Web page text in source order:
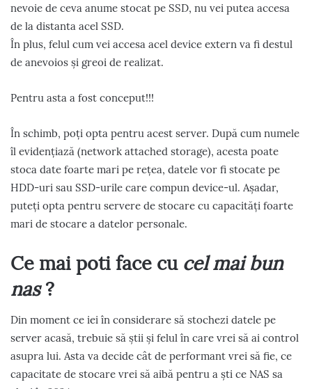
nevoie de ceva anume stocat pe SSD, nu vei putea accesa
de la distanta acel SSD.
În plus, felul cum vei accesa acel device extern va fi destul
de anevoios și greoi de realizat.
Pentru asta a fost conceput!!!
În schimb, poți opta pentru acest server. După cum numele
îl evidențiază (network attached storage), acesta poate
stoca date foarte mari pe rețea, datele vor fi stocate pe
HDD-uri sau SSD-urile care compun device-ul. Așadar,
puteți opta pentru servere de stocare cu capacități foarte
mari de stocare a datelor personale.
Ce mai poti face cu cel mai bun
nas?
Din moment ce iei în considerare să stochezi datele pe
server acasă, trebuie să știi și felul în care vrei să ai control
asupra lui. Asta va decide cât de performant vrei să fie, ce
capacitate de stocare vrei să aibă pentru a ști ce NAS sa